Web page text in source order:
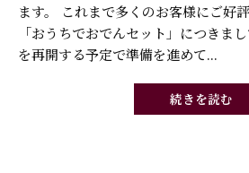
ます。 これまで多くのお客様にご好
「おうちでおでんセット」につきま
を再開する予定で準備を進めて...
続きを読む